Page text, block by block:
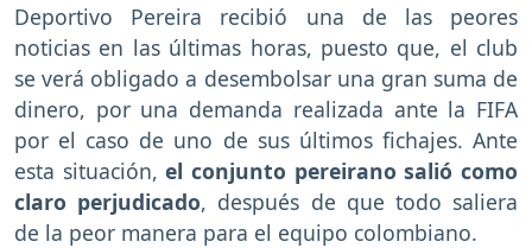
Deportivo Pereira recibió una de las peores
noticias en las últimas horas, puesto que, el club
se verá obligado a desembolsar una gran suma de
dinero, por una demanda realizada ante la FIFA
por el caso de uno de sus últimos fichajes. Ante
esta situación, el conjunto pereirano salió como
claro perjudicado, después de que todo saliera
de la peor manera para el equipo colombiano.